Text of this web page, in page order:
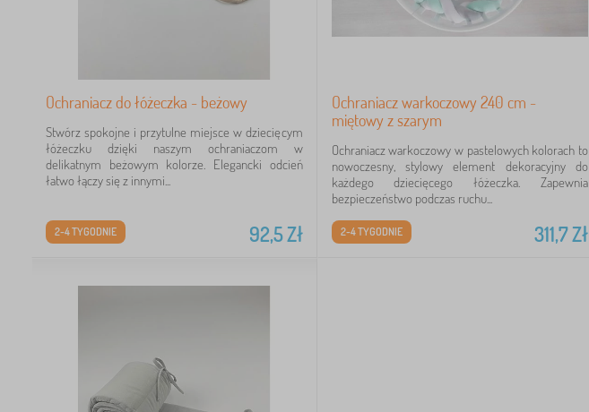
Ochraniacz do łóżeczka - beżowy
Stwórz spokojne i przytulne miejsce w dziecięcym
łóżeczku dzięki naszym ochraniaczom w
delikatnym beżowym kolorze. Elegancki odcień
łatwo łączy się z innymi...
92,5Zł
2-4 TYGODNIE
Ochraniacz warkoczowy 240 cm -
miętowy z szarym
Ochraniacz warkoczowy w pastelowych kolorach to
nowoczesny, stylowy element dekoracyjny do
każdego dziecięcego łóżeczka. Zapewnia
bezpieczeństwo podczas ruchu...
311,7Zł
2-4 TYGODNIE